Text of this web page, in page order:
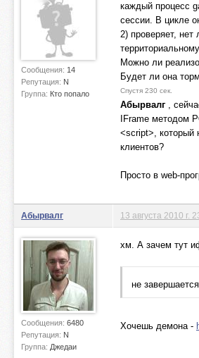
Сообщения: 14
Репутация: N
Группа: Кто попало
каждый процесс
сессии. В цикле
2) проверяет,
Можно ли
Будет ли она
Спустя 230 сек.
Абырвалг ,
IFrame методом
<script>, который
клиентов?
Просто в web-
Абырвалг
Сообщения: 6480
Репутация: N
Группа: Джедаи
13 августа 2010 г.
хм. А зачем тут
не
Хочешь демона -